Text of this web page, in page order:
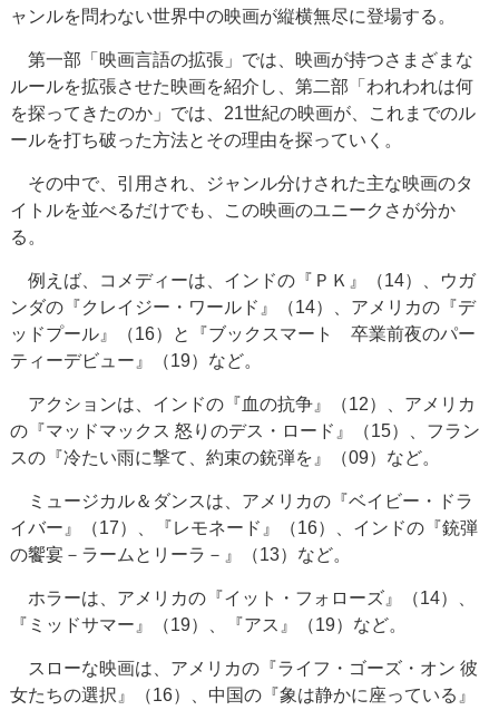
ャンルを問わない世界中の映画が縦横無尽に登場する。
第一部「映画言語の拡張」では、映画が持つさまざまな
ルールを拡張させた映画を紹介し、第二部「われわれは何
を探ってきたのか」では、21世紀の映画が、これまでのル
ールを打ち破った方法とその理由を探っていく。
その中で、引用され、ジャンル分けされた主な映画のタ
イトルを並べるだけでも、この映画のユニークさが分か
る。
例えば、コメディーは、インドの『ＰＫ』（14）、ウガ
ンダの『クレイジー・ワールド』（14）、アメリカの『デ
ッドプール』（16）と『ブックスマート 卒業前夜のパー
ティーデビュー』（19）など。
アクションは、インドの『血の抗争』（12）、アメリカ
の『マッドマックス 怒りのデス・ロード』（15）、フラン
スの『冷たい雨に撃て、約束の銃弾を』（09）など。
ミュージカル＆ダンスは、アメリカの『ベイビー・ドラ
イバー』（17）、『レモネード』（16）、インドの『銃弾
の饗宴－ラームとリーラ－』（13）など。
ホラーは、アメリカの『イット・フォローズ』（14）、
『ミッドサマー』（19）、『アス』（19）など。
スローな映画は、アメリカの『ライフ・ゴーズ・オン 彼
女たちの選択』（16）、中国の『象は静かに座っている』